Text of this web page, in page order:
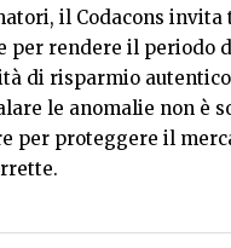
il Codacons
per rendere il periodo
di risparmio
le anomalie non è
per proteggere il